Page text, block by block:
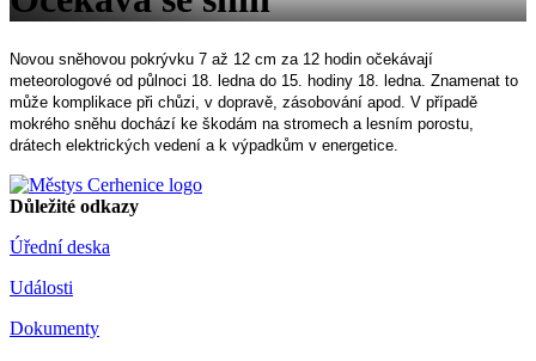
Novou sněhovou pokrývku 7 až 12 cm za 12 hodin očekávají
meteorologové od půlnoci 18. ledna do 15. hodiny 18. ledna. Znamenat to
může komplikace při chůzi, v dopravě, zásobování apod. V případě
mokrého sněhu dochází ke škodám na stromech a lesním porostu,
drátech elektrických vedení a k výpadkům v energetice.
Důležité odkazy
Úřední deska
Události
Dokumenty